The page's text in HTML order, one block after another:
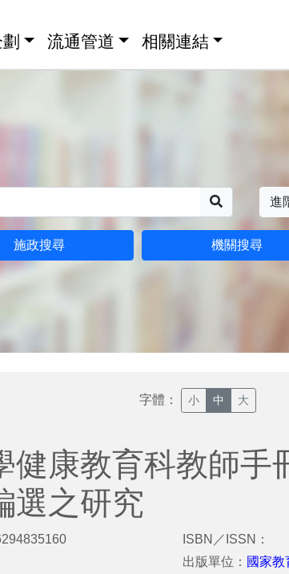
流通管道 相關連結
進
施政搜尋 機關搜尋
字體： 小 中 大
健康教育科教師手
選之研究
ISBN／ISSN：
出版單位： 國家教